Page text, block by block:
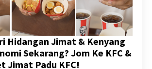
Hidangan Jimat & Kenyang
Sekarang? Jom Ke KFC &
Jimat Padu KFC!